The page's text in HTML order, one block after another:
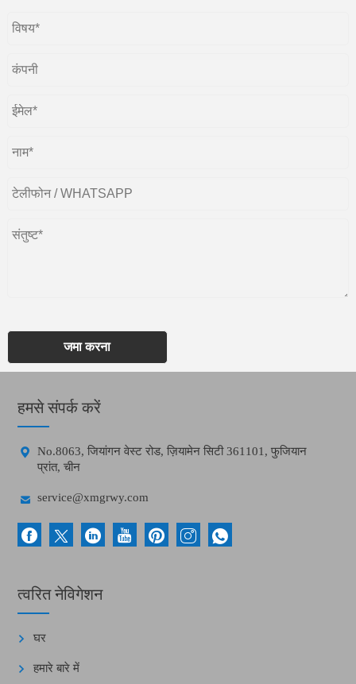
जमा करना
हमसे संपर्क करें

No.8063, जियांगन वेस्ट रोड, ज़ियामेन सिटी 361101, फुजियान
प्रांत, चीन
 service@xmgrwy.com
त्वरित नेविगेशन
घर
हमारे बारे में